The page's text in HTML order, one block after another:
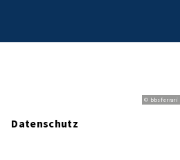
© bbsferrari
Datenschutz